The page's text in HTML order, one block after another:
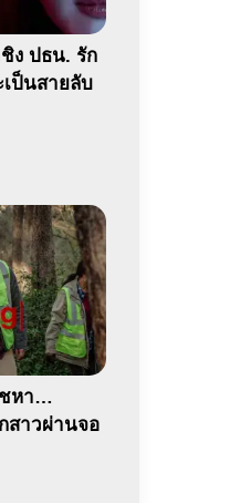
ง ปธน. รัก
ป็นสายลับ
ชหา…
สาวผ่านจอ